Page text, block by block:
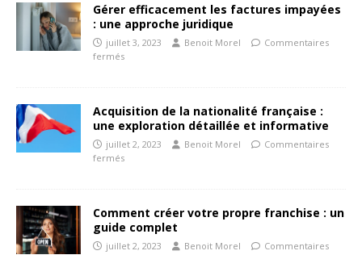
Gérer efficacement les factures impayées
: une approche juridique
juillet 3, 2023 Benoit Morel
Commentaires
fermés
Acquisition de la nationalité française :
une exploration détaillée et informative
juillet 2, 2023 Benoit Morel
Commentaires
fermés
Comment créer votre propre franchise : un
guide complet
juillet 2, 2023 Benoit Morel
Commentaires